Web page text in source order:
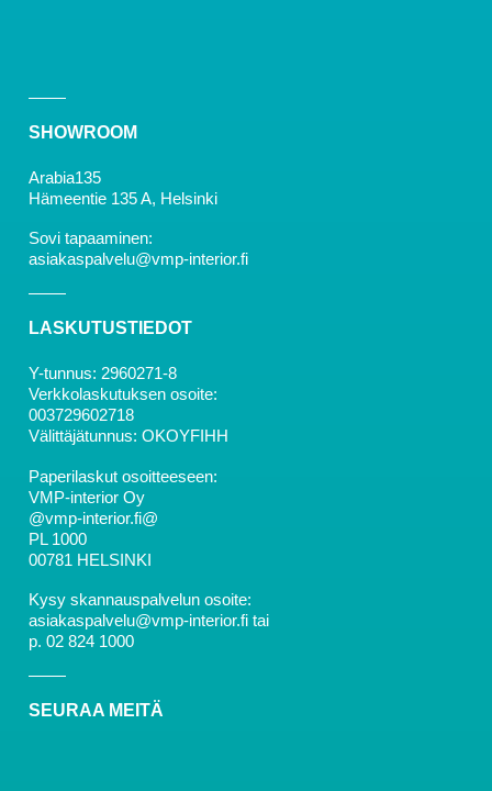
SHOWROOM
Arabia135
Hämeentie 135 A, Helsinki
Sovi tapaaminen:
asiakaspalvelu@vmp-interior.fi
LASKUTUSTIEDOT
Y-tunnus: 2960271-8
Verkkolaskutuksen osoite:
003729602718
Välittäjätunnus: OKOYFIHH
Paperilaskut osoitteeseen:
VMP-interior Oy
@vmp-interior.fi@
PL 1000
00781 HELSINKI
Kysy skannauspalvelun osoite:
asiakaspalvelu@vmp-interior.fi tai
p. 02 824 1000
SEURAA MEITÄ